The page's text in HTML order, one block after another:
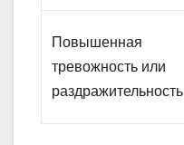
Повышенная
тревожность или
раздражительность